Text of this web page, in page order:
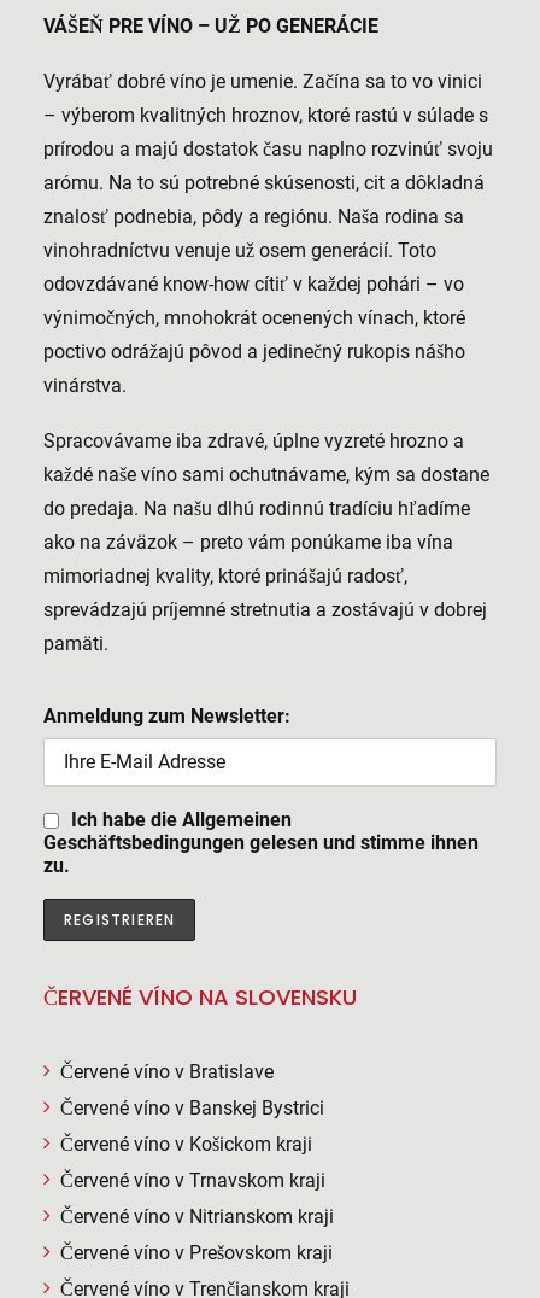
VÁŠEŇ PRE VÍNO – UŽ PO GENERÁCIE
Vyrábať dobré víno je umenie. Začína sa to vo vinici
– výberom kvalitných hroznov, ktoré rastú v súlade s
prírodou a majú dostatok času naplno rozvinúť svoju
arómu. Na to sú potrebné skúsenosti, cit a dôkladná
znalosť podnebia, pôdy a regiónu. Naša rodina sa
vinohradníctvu venuje už osem generácií. Toto
odovzdávané know-how cítiť v každej pohári – vo
výnimočných, mnohokrát ocenených vínach, ktoré
poctivo odrážajú pôvod a jedinečný rukopis nášho
vinárstva.
Spracovávame iba zdravé, úplne vyzreté hrozno a
každé naše víno sami ochutnávame, kým sa dostane
do predaja. Na našu dlhú rodinnú tradíciu hľadíme
ako na záväzok – preto vám ponúkame iba vína
mimoriadnej kvality, ktoré prinášajú radosť,
sprevádzajú príjemné stretnutia a zostávajú v dobrej
pamäti.
Anmeldung zum Newsletter:
Ich habe die Allgemeinen
Geschäftsbedingungen gelesen und stimme ihnen
zu.
ČERVENÉ VÍNO NA SLOVENSKU
Červené víno v Bratislave
Červené víno v Banskej Bystrici
Červené víno v Košickom kraji
Červené víno v Trnavskom kraji
Červené víno v Nitrianskom kraji
Červené víno v Prešovskom kraji
Červené víno v Trenčianskom kraji